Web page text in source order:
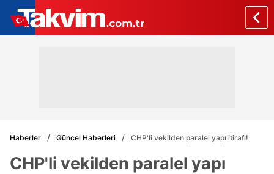
Haberler Güncel Haberleri CHP'li vekilden paralel yapı itirafı!
CHP'li vekilden paralel yapı